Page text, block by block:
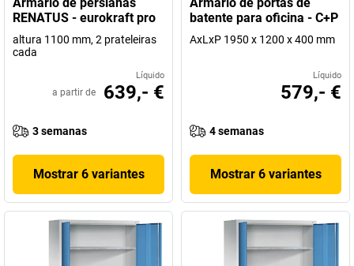
RENATUS - eurokraft pro
altura 1100 mm, 2 prateleiras
cada
Líquido
a partir de 639,- €
3 semanas
Mostrar 6 variantes
batente para oficina - C+P
AxLxP 1950 x 1200 x 400 mm
Líquido
579,- €
4 semanas
Mostrar 6 variantes